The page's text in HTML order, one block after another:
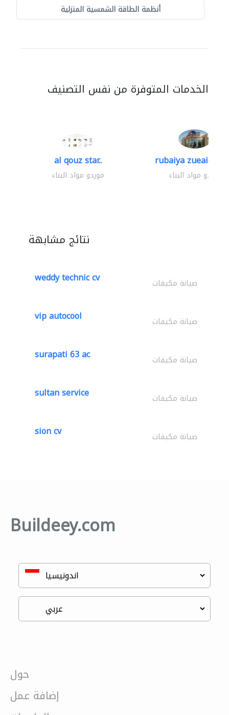
أنظمة الطاقة الشمسية المنزلية
الخدمات المتوفرة من نفس التصنيف
al qouz star..
موردو مواد البناء
rubaiya zueaid
موردو مواد البناء
نتائج مشابهة
weddy technic cv صيانة مكيفات
vip autocool صيانة مكيفات
surapati 63 ac صيانة مكيفات
sultan service صيانة مكيفات
sion cv صيانة مكيفات
Buildeey.com
حول
إضافة عمل